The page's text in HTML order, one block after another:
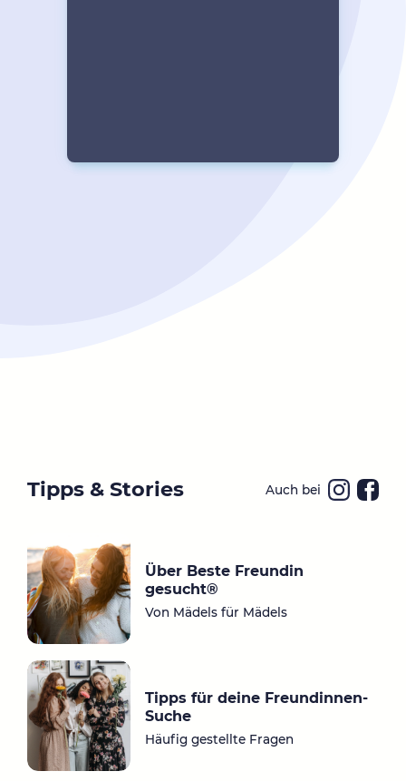
Tipps & Stories Auch bei
Über Beste Freundin
gesucht®
Von Mädels für Mädels
Tipps für deine Freundinnen-
Suche
Häufig gestellte Fragen